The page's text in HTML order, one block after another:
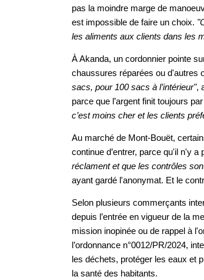
pas la moindre marge de
est impossible de faire un choix.
les aliments aux clients dans les
À Akanda, un cordonnier pointe
chaussures réparées ou d'autres
sacs, pour 100 sacs à l’intérieur",
parce que l’argent finit toujours
c’est moins cher et les clients
Au marché de Mont-Bouët,
continue d’entrer, parce qu'il n'y a
réclament et que les contrôles
ayant gardé l'anonymat. Et le
Selon plusieurs commerçants
depuis l’entrée en vigueur de la
mission inopinée ou de rappel à
l’ordonnance n°0012/PR/2024,
les déchets, protéger les eaux et
la santé des habitants.